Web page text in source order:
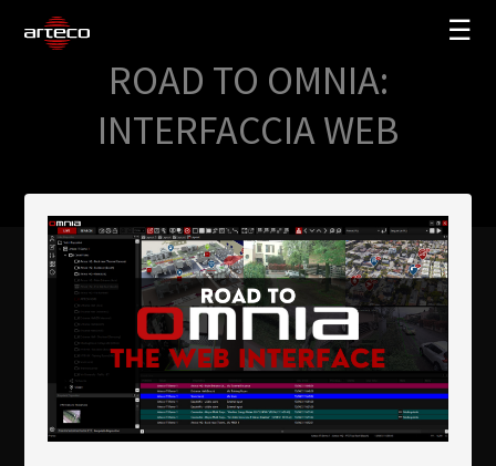
☰
My Arteco
SOLUZIONI
AZIENDA
TRAINING
PARTNERS
NEWS
SUPPORTO
ROAD TO OMNIA:
INTERFACCIA WEB